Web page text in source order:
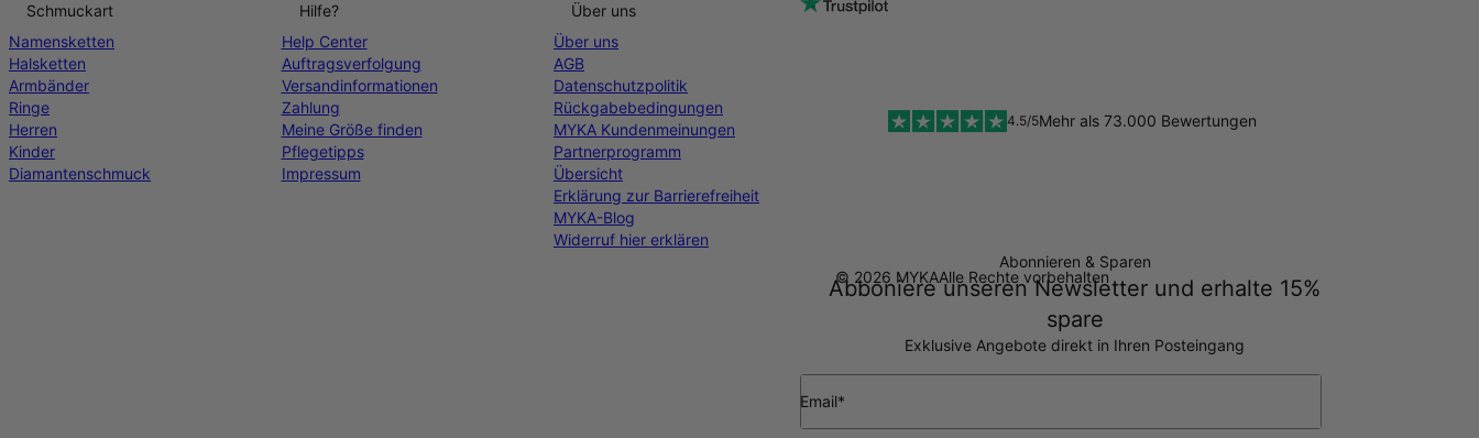
Abonnieren & Sparen
Abboniere unseren Newsletter und erhalte 15%
spare
Exklusive Angebote direkt in Ihren Posteingang
Email*
Schmuckart
Namensketten
Halsketten
Armbänder
Ringe
Herren
Kinder
Diamantenschmuck
Hilfe?
Help Center
Auftragsverfolgung
Versandinformationen
Zahlung
Meine Größe finden
Pflegetipps
Impressum
Über uns
Über uns
AGB
Datenschutzpolitik
Rückgabebedingungen
MYKA Kundenmeinungen
Partnerprogramm
Übersicht
Erklärung zur Barrierefreiheit
MYKA-Blog
Widerruf hier erklären
4.5/5Mehr als 73.000 Bewertungen
© 2026 MYKAAlle Rechte vorbehalten